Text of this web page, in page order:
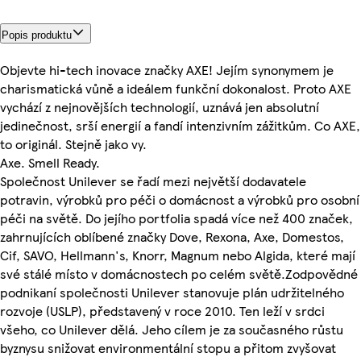
Popis produktu
Objevte hi-tech inovace značky AXE! Jejím synonymem je
charismatická vůně a ideálem funkční dokonalost. Proto AXE
vychází z nejnovějších technologií, uznává jen absolutní
jedinečnost, srší energií a fandí intenzivním zážitkům. Co AXE,
to originál. Stejně jako vy.
Axe. Smell Ready.
Společnost Unilever se řadí mezi největší dodavatele
potravin, výrobků pro péči o domácnost a výrobků pro osobní
péči na světě. Do jejího portfolia spadá více než 400 značek,
zahrnujících oblíbené značky Dove, Rexona, Axe, Domestos,
Cif, SAVO, Hellmann's, Knorr, Magnum nebo Algida, které mají
své stálé místo v domácnostech po celém světě.Zodpovědné
podnikaní společnosti Unilever stanovuje plán udržitelného
rozvoje (USLP), představený v roce 2010. Ten leží v srdci
všeho, co Unilever dělá. Jeho cílem je za současného růstu
byznysu snižovat environmentální stopu a přitom zvyšovat